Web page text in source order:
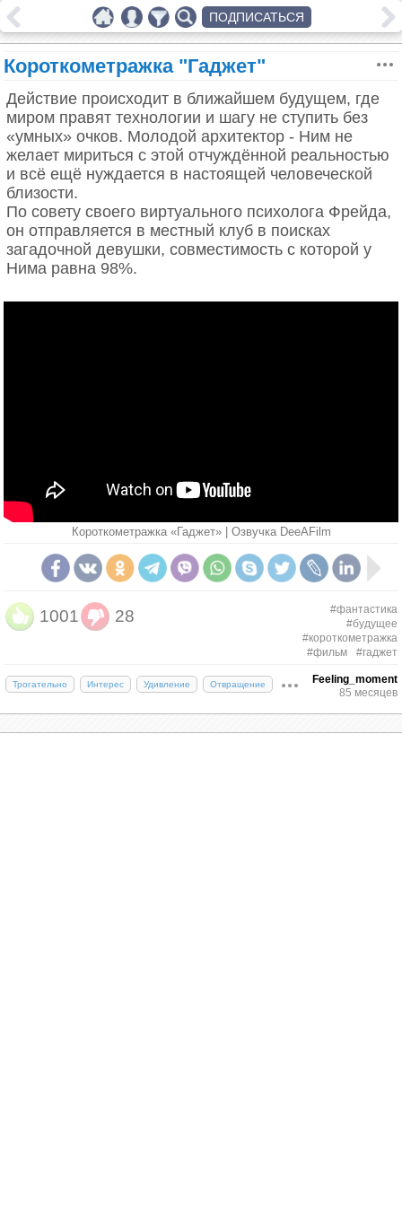
Короткометражка "Гаджет"
Действие происходит в ближайшем будущем, где
миром правят технологии и шагу не ступить без
«умных» очков. Молодой архитектор - Ним не
желает мириться с этой отчуждённой реальностью
и всё ещё нуждается в настоящей человеческой
близости.
По совету своего виртуального психолога Фрейда,
он отправляется в местный клуб в поисках
загадочной девушки, совместимость с которой у
Нима равна 98%.
Короткометражка «Гаджет» | Озвучка DeeAFilm
1001 28
#фантастика
#будущее
#короткометражка
#фильм
#гаджет
Трогательно Интерес Удивление Отвращение
Feeling_moment
85 месяцев
ПОДПИСАТЬСЯ